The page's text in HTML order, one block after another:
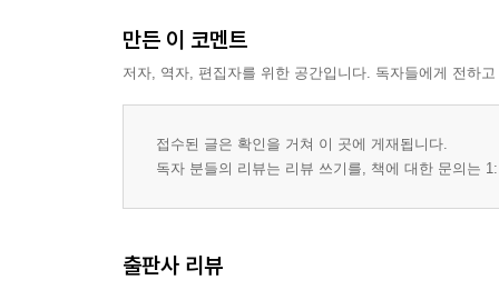
만든 이 코멘트
저자, 역자, 편집자를 위한 공간입니다. 독자들에게 전하
접수된 글은 확인을 거쳐 이 곳에 게재됩니다.
독자 분들의 리뷰는 리뷰 쓰기를, 책에 대한 문의는
출판사 리뷰